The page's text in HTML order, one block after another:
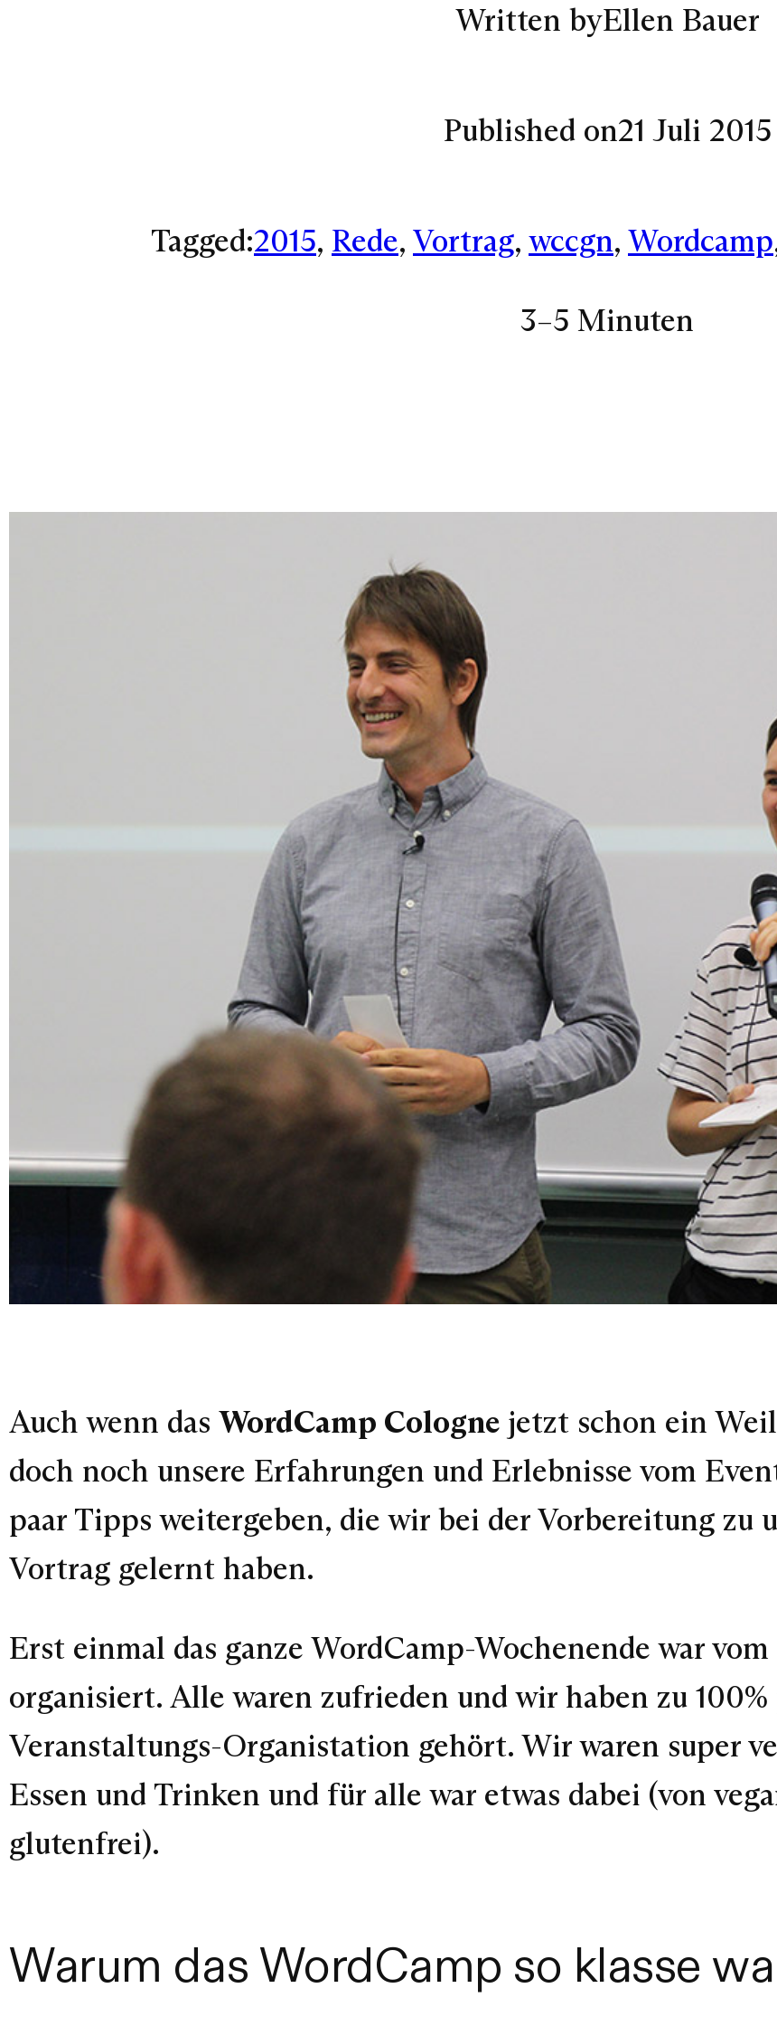
Written byEllen Bauer
Published on21 Juli 2015
Tagged:2015, Rede, Vortrag, wccgn, Wordcamp
3–5 Minuten
Auch wenn dasWordCamp Cologne jetzt schon ein
doch noch unsere Erfahrungen und Erlebnisse vom
paar Tipps weitergeben, die wir bei der Vorbereitung zu
Vortrag gelernt haben.
Erst einmal das ganze WordCamp-Wochenende war
organisiert. Alle waren zufrieden und wir haben zu
Veranstaltungs-Organistation gehört. Wir waren super
Essen und Trinken und für alle war etwas dabei (von
glutenfrei).
Warum das WordCamp so klasse